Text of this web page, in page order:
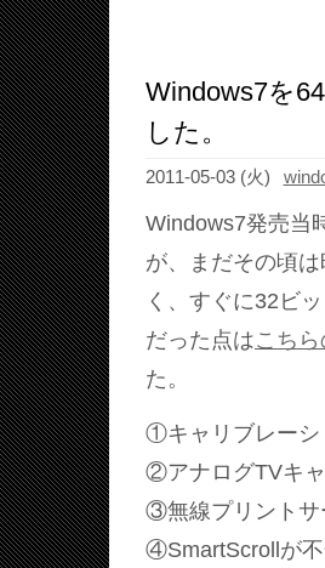
Windows7を
した。
2011-05-03 (火)
Windows7発売当
が、まだその頃
く、すぐに32ビ
だった点はこち
た。
①キャリブレーシ
②アナログTVキ
③無線プリントサ
④SmartScrollが不